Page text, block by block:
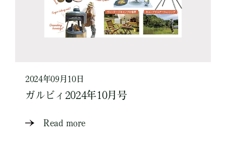
2024年09月10日
ガルビィ2024年10月号
Read more